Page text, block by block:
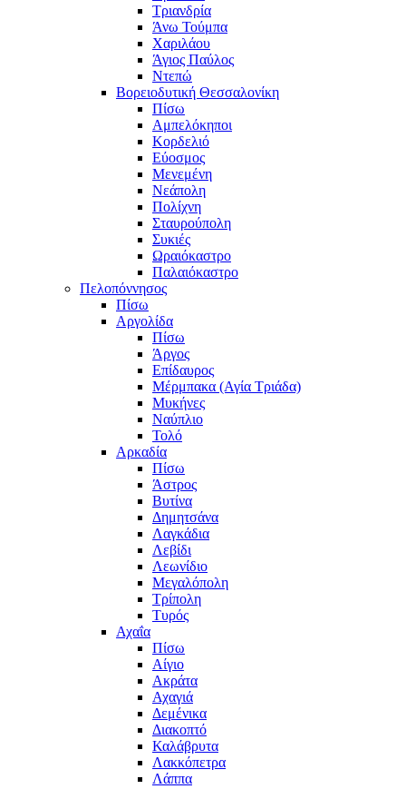
Τριανδρία
Άνω Τούμπα
Χαριλάου
Άγιος Παύλος
Ντεπώ
Βορειοδυτική Θεσσαλονίκη
Πίσω
Αμπελόκηποι
Κορδελιό
Εύοσμος
Μενεμένη
Νεάπολη
Πολίχνη
Σταυρούπολη
Συκιές
Ωραιόκαστρο
Παλαιόκαστρο
Πελοπόννησος
Πίσω
Αργολίδα
Πίσω
Άργος
Επίδαυρος
Μέρμπακα (Αγία Τριάδα)
Μυκήνες
Ναύπλιο
Τολό
Αρκαδία
Πίσω
Άστρος
Βυτίνα
Δημητσάνα
Λαγκάδια
Λεβίδι
Λεωνίδιο
Μεγαλόπολη
Τρίπολη
Τυρός
Αχαΐα
Πίσω
Αίγιο
Ακράτα
Αχαγιά
Δεμένικα
Διακοπτό
Καλάβρυτα
Λακκόπετρα
Λάππα